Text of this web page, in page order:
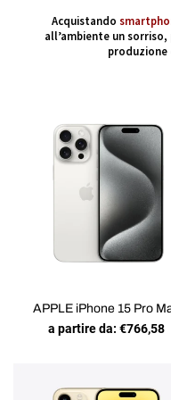
Acquistando
all’ambiente un sorriso,
produzione
APPLE iPhone 15 Pro
a partire da: €766,58